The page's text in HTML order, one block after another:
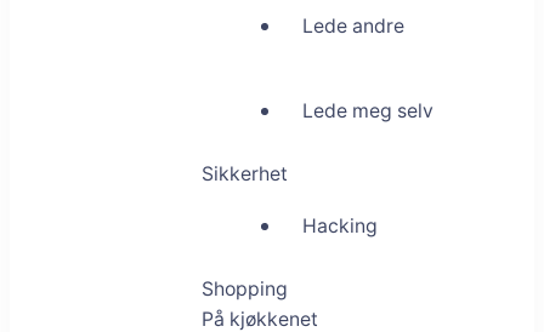
Lede andre
Lede meg selv
Sikkerhet
Hacking
Shopping
På kjøkkenet